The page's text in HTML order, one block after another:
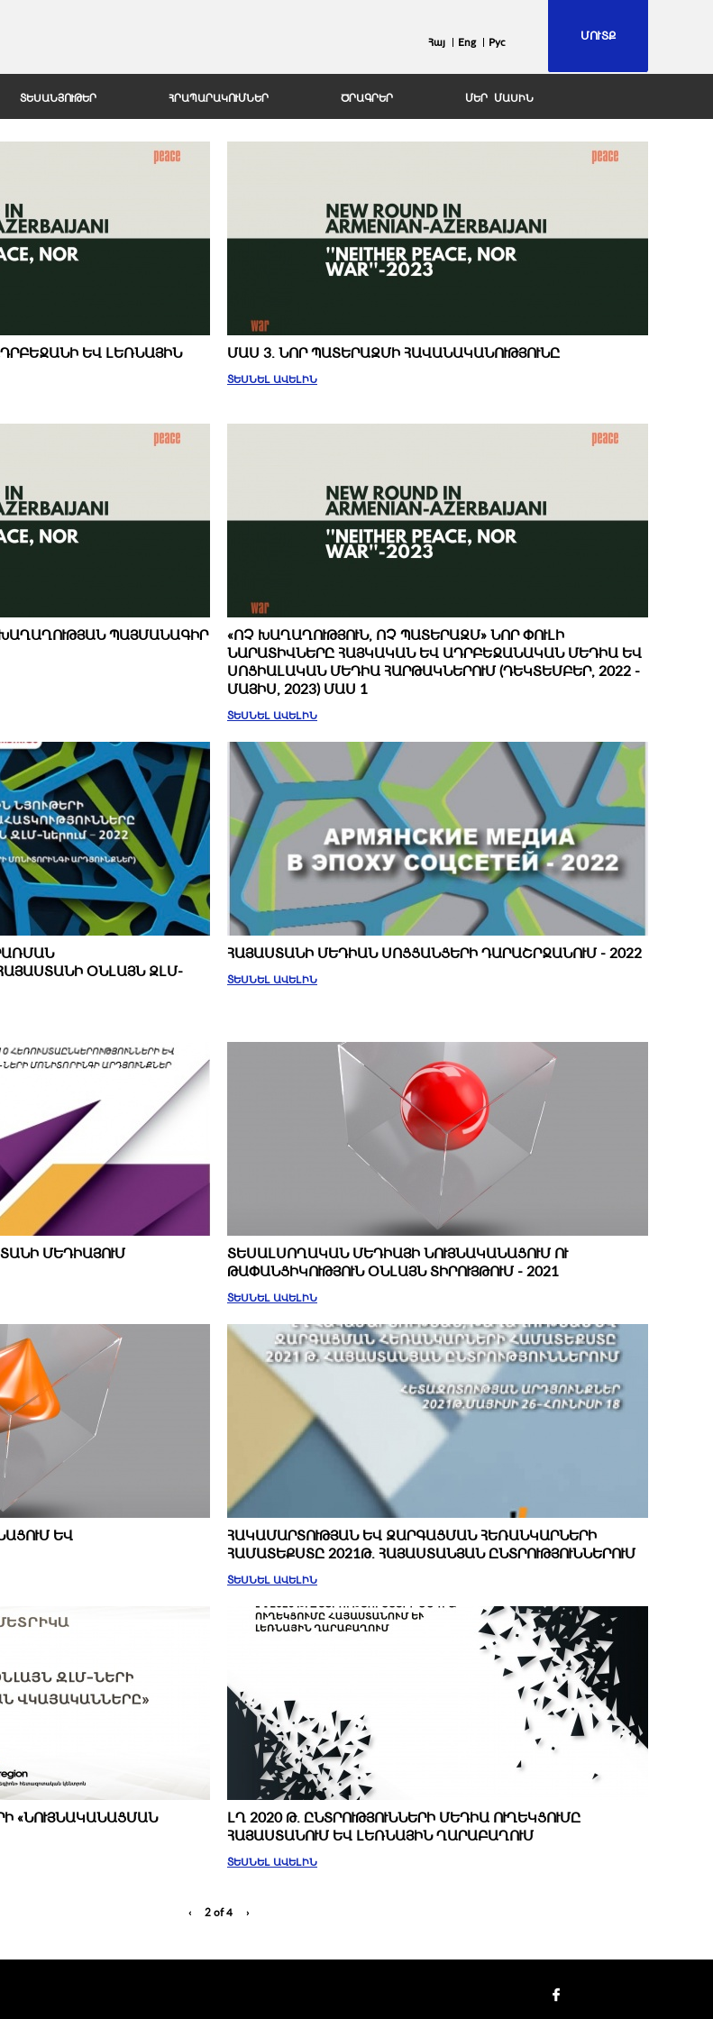
ՄՈՒՏՔ
Հայ Eng Рус
ՏԵՍԱՆՅՈՒԹԵՐ ՀՐԱՊԱՐԱԿՈՒՄՆԵՐ ԾՐԱԳՐԵՐ ՄԵՐ ՄԱՍԻՆ
ԵՎ ԼԵՌՆԱՅԻՆ
ՄԱՍ 3. ՆՈՐ ՊԱՏԵՐԱԶՄԻ ՀԱՎԱՆԱԿԱՆՈՒԹՅՈՒՆԸ
ՏԵՍՆԵԼ ԱՎԵԼԻՆ
ՊԱՅՄԱՆԱԳԻՐ
«ՈՉ ԽԱՂԱՂՈՒԹՅՈՒՆ, ՈՉ ՊԱՏԵՐԱԶՄ» ՆՈՐ ՓՈՒԼԻ
ՆԱՐԱՏԻՎՆԵՐԸ ՀԱՅԿԱԿԱՆ ԵՎ ԱԴՐԲԵՋԱՆԱԿԱՆ ՄԵԴԻԱ ԵՎ
ՍՈՑԻԱԼԱԿԱՆ ՄԵԴԻԱ ՀԱՐԹԱԿՆԵՐՈՒՄ (ԴԵԿՏԵՄԲԵՐ, 2022 -
ՄԱՅԻՍ, 2023) ՄԱՍ 1
ՏԵՍՆԵԼ ԱՎԵԼԻՆ
ՕՆԼԱՅՆ ԶԼՄ-
ՀԱՅԱՍՏԱՆԻ ՄԵԴԻԱՆ ՍՈՑՑԱՆՑԵՐԻ ԴԱՐԱՇՐՋԱՆՈՒՄ - 2022
ՏԵՍՆԵԼ ԱՎԵԼԻՆ
ՄԵԴԻԱՅՈՒՄ
ՏԵՍԱԼՍՈՂԱԿԱՆ ՄԵԴԻԱՅԻ ՆՈՒՅՆԱԿԱՆԱՑՈՒՄ ՈՒ
ԹԱՓԱՆՑԻԿՈՒԹՅՈՒՆ ՕՆԼԱՅՆ ՏԻՐՈՒՅԹՈՒՄ - 2021
ՏԵՍՆԵԼ ԱՎԵԼԻՆ
ԵՎ
ՀԱԿԱՄԱՐՏՈՒԹՅԱՆ ԵՎ ԶԱՐԳԱՑՄԱՆ ՀԵՌԱՆԿԱՐՆԵՐԻ
ՀԱՄԱՏԵՔՍՏԸ 2021Թ. ՀԱՅԱՍՏԱՆՅԱՆ ԸՆՏՐՈՒԹՅՈՒՆՆԵՐՈՒՄ
ՏԵՍՆԵԼ ԱՎԵԼԻՆ
«ՆՈՒՅՆԱԿԱՆԱՑՄԱՆ
ԼՂ 2020 Թ. ԸՆՏՐՈՒԹՅՈՒՆՆԵՐԻ ՄԵԴԻԱ ՈՒՂԵԿՑՈՒՄԸ
ՀԱՅԱՍՏԱՆՈՒՄ ԵՎ ԼԵՌՆԱՅԻՆ ՂԱՐԱԲԱՂՈՒՄ
ՏԵՍՆԵԼ ԱՎԵԼԻՆ
‹ 2 of 4 ›